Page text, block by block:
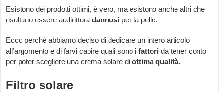
Esistono dei prodotti ottimi, è vero, ma esistono anche altri che
risultano essere addiritturadannosi per la pelle.
Ecco perchè abbiamo deciso di dedicare un intero articolo
all’argomento e di farvi capire quali sono i fattorida tener conto
per poter scegliere una crema solare di ottima qualità.
Filtro solare